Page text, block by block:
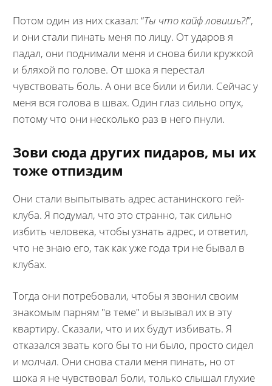
Потом один из них сказал: “Ты что кайф ловишь?!”,
и они стали пинать меня по лицу. От ударов я
падал, они поднимали меня и снова били кружкой
и бляхой по голове. От шока я перестал
чувствовать боль. А они все били и били. Сейчас у
меня вся голова в швах. Один глаз сильно опух,
потому что они несколько раз в него пнули.
Зови сюда других пидаров, мы их
тоже отпиздим
Они стали выпытывать адрес астанинского гей-
клуба. Я подумал, что это странно, так сильно
избить человека, чтобы узнать адрес, и ответил,
что не знаю его, так как уже года три не бывал в
клубах.
Тогда они потребовали, чтобы я звонил своим
знакомым парням "в теме" и вызывал их в эту
квартиру. Сказали, что и их будут избивать. Я
отказался звать кого бы то ни было, просто сидел
и молчал. Они снова стали меня пинать, но от
шока я не чувствовал боли, только слышал глухие